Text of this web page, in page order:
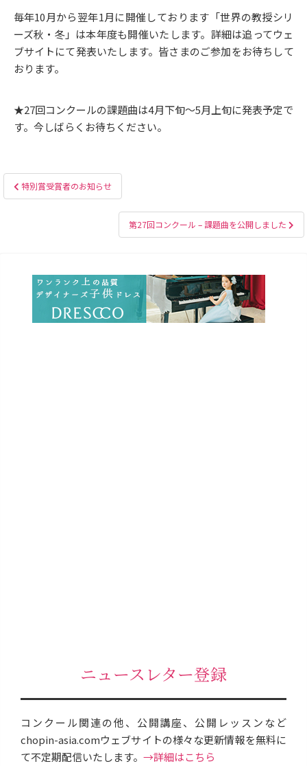
毎年10月から翌年1月に開催しております「世界の教授シリ
ーズ秋・冬」は本年度も開催いたします。詳細は追ってウェ
ブサイトにて発表いたします。皆さまのご参加をお待ちして
おります。
★27回コンクールの課題曲は4月下旬～5月上旬に発表予定で
す。今しばらくお待ちください。
投
稿
特別賞受賞者のお知らせ
第27回コンクール – 課題曲を公開しました
ニュースレター登録
コンクール関連の他、公開講座、公開レッスンなど
chopin-asia.comウェブサイトの様々な更新情報を無料に
て不定期配信いたします。 →詳細はこちら